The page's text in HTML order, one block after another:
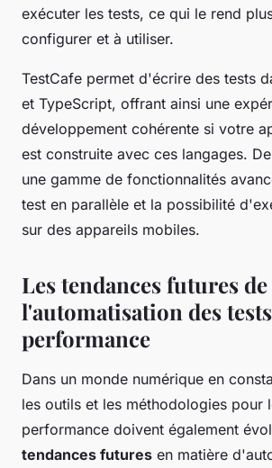
exécuter les tests, ce qui le rend
configurer et à utiliser.
TestCafe permet d'écrire des tests
et TypeScript, offrant ainsi une
développement cohérente si votre
est construite avec ces langages.
une gamme de fonctionnalités
test en parallèle et la possibilité
sur des appareils mobiles.
Les tendances futures de
l'automatisation des
performance
Dans un monde numérique en
les outils et les méthodologies pour
performance doivent également
tendances futures en matière